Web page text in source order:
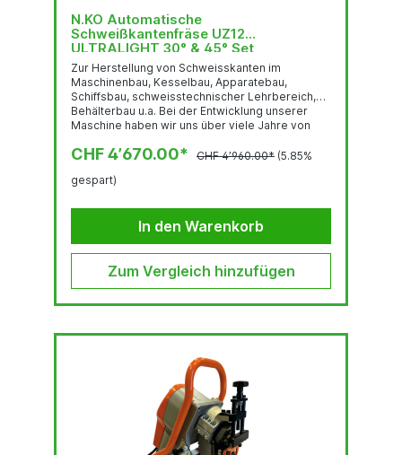
N.KO Automatische
Schweißkantenfräse UZ12
ULTRALIGHT 30° & 45° Set
Zur Herstellung von Schweisskanten im
Maschinenbau, Kesselbau, Apparatebau,
Schiffsbau, schweisstechnischer Lehrbereich,
Behälterbau u.a. Bei der Entwicklung unserer
Maschine haben wir uns über viele Jahre von
Zahlreiche Details kommen quasi direkt vom
kompakte und äusserst leistungsfähige
bis 12 mm Fasenbreite, mit Fasenwinkel von 30°,
45°, 22,5°, 37.5° & 50° - Winkel-Kit...
CHF 4’670.00* CHF 4’960.00* (5.85%
gespart)
In den Warenkorb
Zum Vergleich hinzufügen